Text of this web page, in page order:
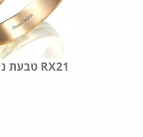
טבעת נישואין RX21